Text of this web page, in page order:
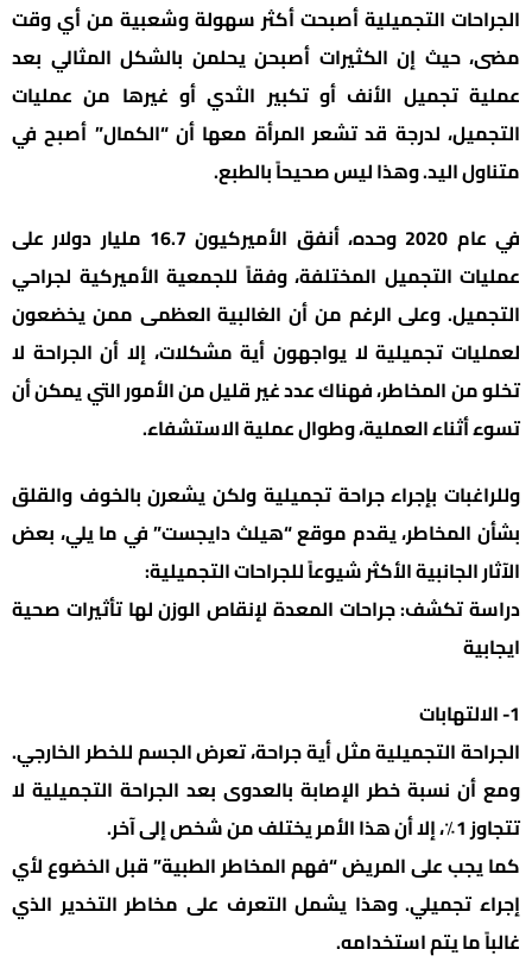
الجراحات التجميلية أصبحت أكثر سهولة وشعبية من أي وقت
مضى، حيث إن الكثيرات أصبحن يحلمن بالشكل المثالي بعد
عملية تجميل الأنف أو تكبير الثدي أو غيرها من عمليات
التجميل، لدرجة قد تشعر المرأة معها أن “الكمال” أصبح في
متناول اليد. وهذا ليس صحيحاً بالطبع.
في عام 2020 وحده، أنفق الأميركيون 16.7 مليار دولار على
عمليات التجميل المختلفة، وفقاً للجمعية الأميركية لجراحي
التجميل. وعلى الرغم من أن الغالبية العظمى ممن يخضعون
لعمليات تجميلية لا يواجهون أية مشكلات، إلا أن الجراحة لا
تخلو من المخاطر، فهناك عدد غير قليل من الأمور التي يمكن أن
تسوء أثناء العملية، وطوال عملية الاستشفاء.
وللراغبات بإجراء جراحة تجميلية ولكن يشعرن بالخوف والقلق
بشأن المخاطر، يقدم موقع “هيلث دايجست” في ما يلي، بعض
الآثار الجانبية الأكثر شيوعاً للجراحات التجميلية:
دراسة تكشف: جراحات المعدة لإنقاص الوزن لها تأثيرات صحية
ايجابية
الجراحة التجميلية مثل أية جراحة، تعرض الجسم للخطر الخارجي.
ومع أن نسبة خطر الإصابة بالعدوى بعد الجراحة التجميلية لا
تتجاوز 1٪، إلا أن هذا الأمر يختلف من شخص إلى آخر.
كما يجب على المريض “فهم المخاطر الطبية” قبل الخضوع لأي
إجراء تجميلي. وهذا يشمل التعرف على مخاطر التخدير الذي
غالباً ما يتم استخدامه.